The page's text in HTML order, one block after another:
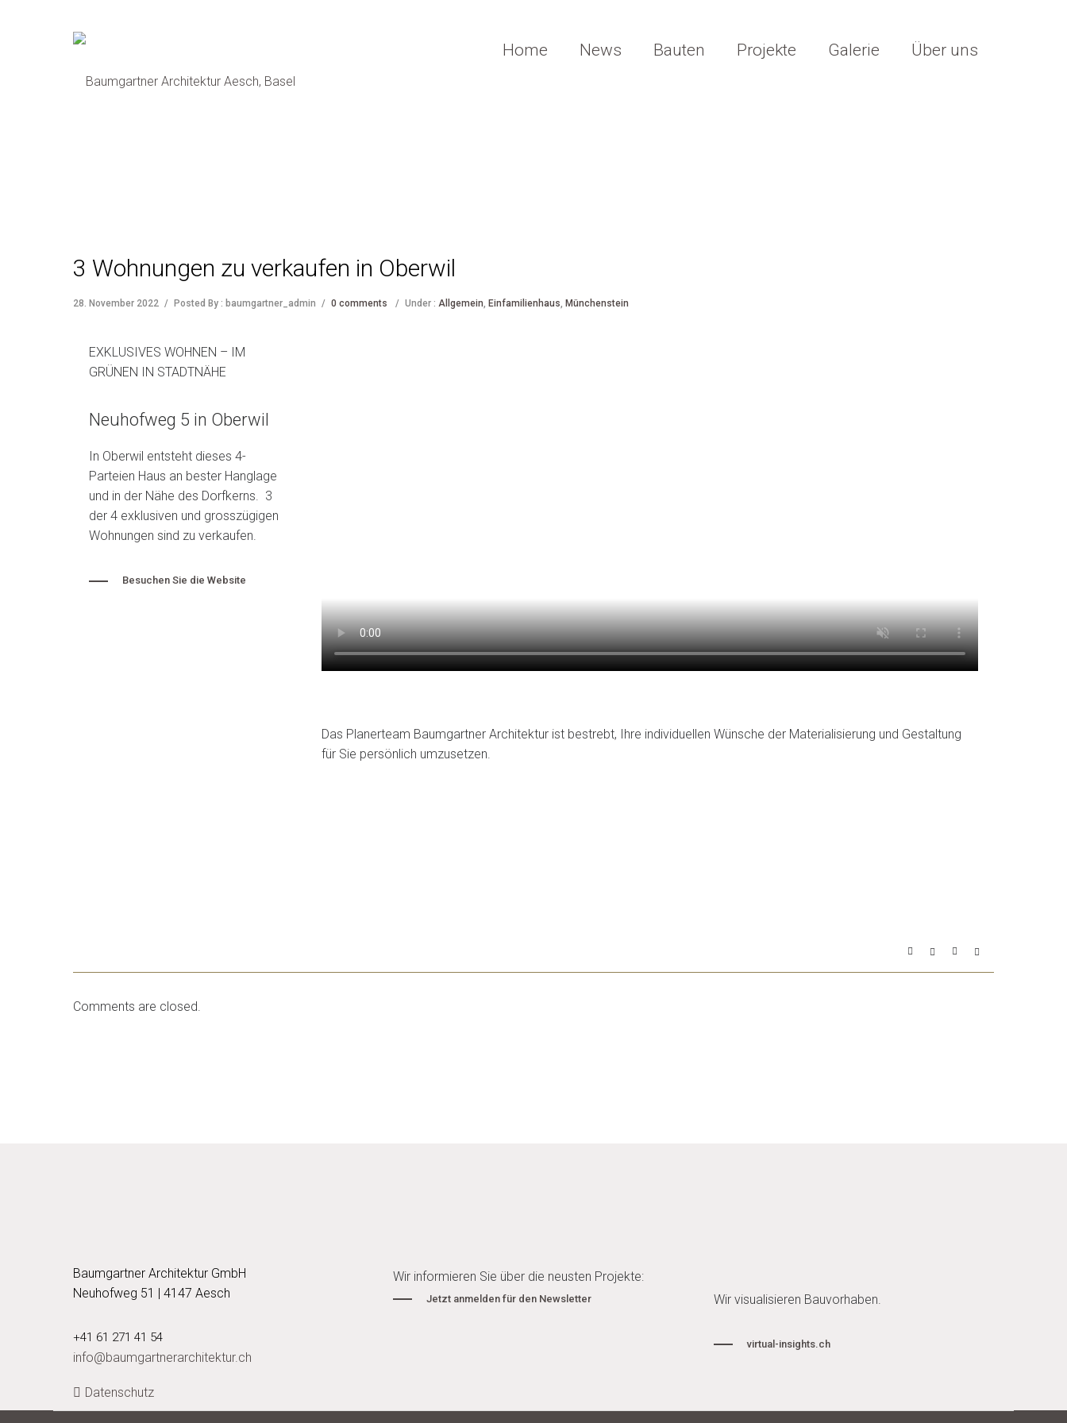
Home News Bauten Projekte Galerie Über uns
3 Wohnungen zu verkaufen in Oberwil
28. November 2022 / Posted By : baumgartner_admin / 0 comments / Under : Allgemein, Einfamilienhaus, Münchenstein
EXKLUSIVES WOHNEN – IM
GRÜNEN IN STADTNÄHE
Neuhofweg 5 in Oberwil
In Oberwil entsteht dieses 4-
Parteien Haus an bester Hanglage
und in der Nähe des Dorfkerns. 3
der 4 exklusiven und grosszügigen
Wohnungen sind zu verkaufen.
Besuchen Sie die Website
Das Planerteam Baumgartner Architektur ist bestrebt, Ihre individuellen Wünsche der Materialisierung und Gestaltung
für Sie persönlich umzusetzen.
Comments are closed.
Baumgartner Architektur GmbH
Neuhofweg 51 | 4147 Aesch
+41 61 271 41 54
info@baumgartnerarchitektur.ch
Wir informieren Sie über die neusten Projekte:
Jetzt anmelden für den Newsletter Wir visualisieren Bauvorhaben.
virtual-insights.ch
Datenschutz